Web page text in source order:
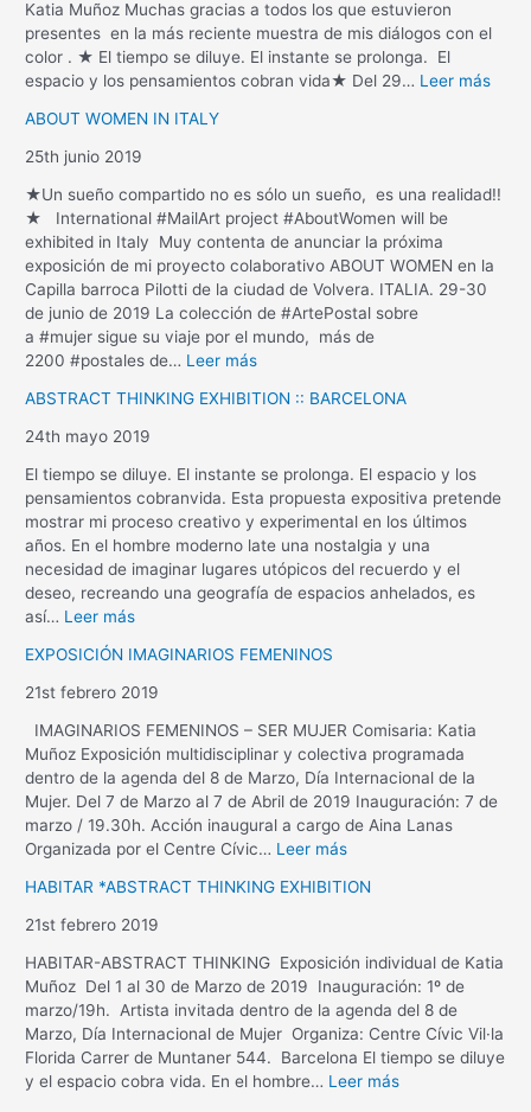
Katia Muñoz Muchas gracias a todos los que estuvieron
presentes en la más reciente muestra de mis diálogos con el
color . ★ El tiempo se diluye. El instante se prolonga. El
espacio y los pensamientos cobran vida★ Del 29… Leer más
ABOUT WOMEN IN ITALY
25th junio 2019
★Un sueño compartido no es sólo un sueño, es una realidad!!
★ International #MailArt project #AboutWomen will be
exhibited in Italy Muy contenta de anunciar la próxima
exposición de mi proyecto colaborativo ABOUT WOMEN en la
Capilla barroca Pilotti de la ciudad de Volvera. ITALIA. 29-30
de junio de 2019 La colección de #ArtePostal sobre
a #mujer sigue su viaje por el mundo, más de
2200 #postales de… Leer más
ABSTRACT THINKING EXHIBITION :: BARCELONA
24th mayo 2019
El tiempo se diluye. El instante se prolonga. El espacio y los
pensamientos cobranvida. Esta propuesta expositiva pretende
mostrar mi proceso creativo y experimental en los últimos
años. En el hombre moderno late una nostalgia y una
necesidad de imaginar lugares utópicos del recuerdo y el
deseo, recreando una geografía de espacios anhelados, es
así… Leer más
EXPOSICIÓN IMAGINARIOS FEMENINOS
21st febrero 2019
IMAGINARIOS FEMENINOS – SER MUJER Comisaria: Katia
Muñoz Exposición multidisciplinar y colectiva programada
dentro de la agenda del 8 de Marzo, Día Internacional de la
Mujer. Del 7 de Marzo al 7 de Abril de 2019 Inauguración: 7 de
marzo / 19.30h. Acción inaugural a cargo de Aina Lanas
Organizada por el Centre Cívic… Leer más
HABITAR *ABSTRACT THINKING EXHIBITION
21st febrero 2019
HABITAR-ABSTRACT THINKING Exposición individual de Katia
Muñoz Del 1 al 30 de Marzo de 2019 Inauguración: 1º de
marzo/19h. Artista invitada dentro de la agenda del 8 de
Marzo, Día Internacional de Mujer Organiza: Centre Cívic Vil·la
Florida Carrer de Muntaner 544. Barcelona El tiempo se diluye
y el espacio cobra vida. En el hombre… Leer más